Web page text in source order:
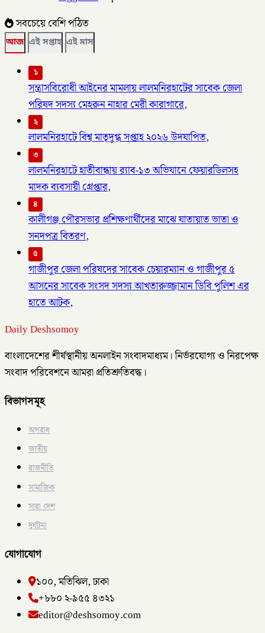
সবচেয়ে বেশি পঠিত
আজ এই সপ্তাহ এই মাস
১
সন্ত্রাসবিরোধী আইনের মামলায় লালমনিরহাটের সাবেক জেলা
পরিষদ সদস্য মেহরুন নাহার মেরী কারাগারে,
২
লালমনিরহাটে বিশ্ব মাতৃদুগ্ধ সপ্তাহ ২০২৬ উদযাপিত,
৩
লালমনিরহাটে হাতীবান্ধায় র‌্যাব-১৩ অভিযানে ফেয়ারডিলসহ
মাদক ব্যবসায়ী গ্রেপ্তার,
৪
কালীগঞ্জ পৌরসভার প্রশিক্ষণার্থীদের মাঝে যাতায়াত ভাতা ও
সনদপত্র বিতরণ,
৫
গাজীপুর জেলা পরিষদের সাবেক চেয়ারম্যান ও গাজীপুর ৫
আসনের সাবেক সংসদ সদস্য আখতারুজ্জামান ডিবি পুলিশ এর
হাতে আটক,
Daily Deshsomoy
বাংলাদেশের শীর্ষস্থানীয় অনলাইন সংবাদমাধ্যম। নির্ভরযোগ্য ও নিরপেক্ষ
সংবাদ পরিবেশনে আমরা প্রতিশ্রুতিবদ্ধ।
বিভাগসমূহ
অপরাধ
জাতীয়
রাজনীতি
সামাজিক
সারা দেশ
দুর্ঘটনা
যোগাযোগ
১০০, মতিঝিল, ঢাকা
+৮৮০ ২-৯৫৫ ৪৩২১
editor@deshsomoy.com